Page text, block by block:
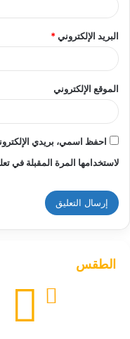
البريد الإلكتروني*
الموقع الإلكتروني
احفظ اسمي، بريدي
لاستخدامها المرة المقبلة في
الطقس